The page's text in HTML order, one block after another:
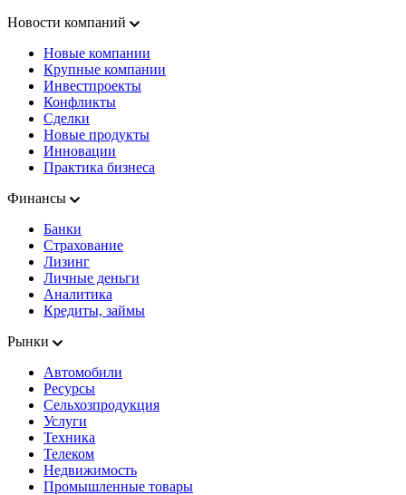
Новости компаний
Новые компании
Крупные компании
Инвестпроекты
Конфликты
Сделки
Новые продукты
Инновации
Практика бизнеса
Финансы
Банки
Страхование
Лизинг
Личные деньги
Аналитика
Кредиты, займы
Рынки
Автомобили
Ресурсы
Сельхозпродукция
Услуги
Техника
Телеком
Недвижимость
Промышленные товары